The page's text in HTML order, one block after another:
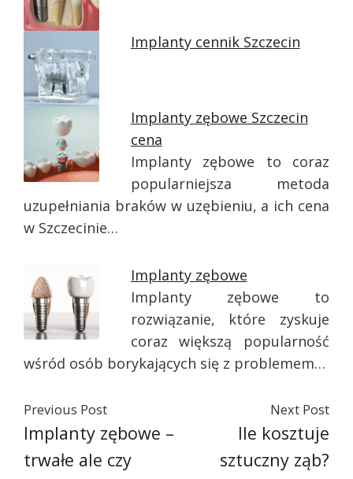
Implanty cennik Szczecin
Implanty zębowe Szczecin
cena
Implanty zębowe to coraz
popularniejsza metoda
uzupełniania braków w uzębieniu, a ich cena
w Szczecinie…
Implanty zębowe
Implanty zębowe to
rozwiązanie, które zyskuje
coraz większą popularność
wśród osób borykających się z problemem…
Previous Post
Implanty zębowe –
trwałe ale czy
Next Post
Ile kosztuje
sztuczny ząb?